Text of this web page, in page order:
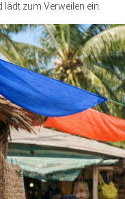
zum Verweilen ein.